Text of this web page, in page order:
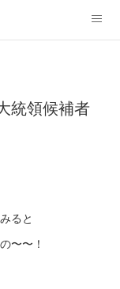
統領候補者
ると
〜〜！